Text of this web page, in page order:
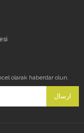
olarak haberdar olun.
ارسال